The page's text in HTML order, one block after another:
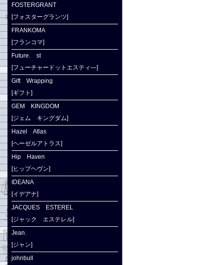
FOSTERGRANT
[フォスターグランツ]
FRANKOMA
[フランコマ]
Future. st
[フューチャードットエスティ―]
Gift Wrapping
[ギフト]
GEM KINGDOM
[ジェム キングダム]
Hazel Atlas
[ヘーゼルアトラス]
Hip Haven
[ヒップヘヴン]
IDEANA
[イデアナ]
JACQUES ESTEREL
[ジャック エステレル]
Jean.
[ジャン]
johnbull